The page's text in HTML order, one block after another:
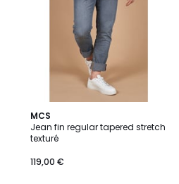
MCS
Jean fin regular tapered stretch
texturé
119,00 €